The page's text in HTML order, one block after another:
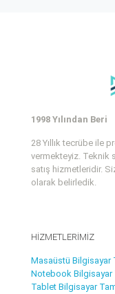
1998 Yılından Beri
28 Yıllık tecrübe ile
vermekteyiz. Teknik
satış hizmetleridir.
olarak belirledik.
HİZMETLERİMİZ
Masaüstü Bilgisayar
Notebook Bilgisayar
Tablet Bilgisayar